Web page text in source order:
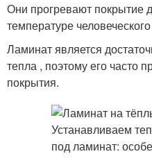
Они прогревают покрытие
температуре
Ламинат является
тепла , поэтому его часто
покрытия.